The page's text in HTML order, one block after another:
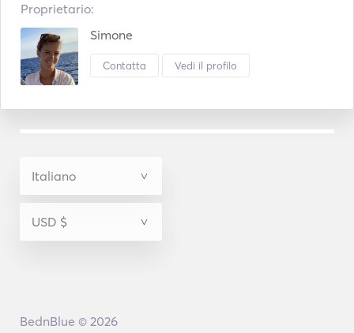
Proprietario:
Simone
Contatta Vedi il profilo
BednBlue © 2026